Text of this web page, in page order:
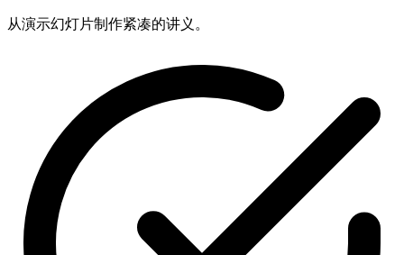
从演示幻灯片制作紧凑的讲义。